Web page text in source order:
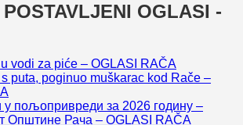
OGLASI -
vodi za piće – OGLASI RAČA
puta, poginuo muškarac kod Rače –
у пољопривреди за 2026 годину –
Општине Рача – OGLASI RAČA